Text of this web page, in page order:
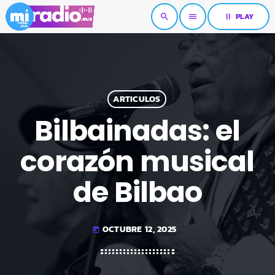
search menu pause PLAY
ARTICULOS
Bilbainadas: el
corazón musical
de Bilbao
today OCTUBRE 12, 2025